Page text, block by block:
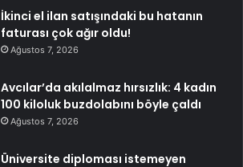
İkinci el ilan satışındaki bu hatanın
faturası çok ağır oldu!
Ağustos 7, 2026
Avcılar’da akılalmaz hırsızlık: 4 kadın
100 kiloluk buzdolabını böyle çaldı
Ağustos 7, 2026
Üniversite diploması istemeyen